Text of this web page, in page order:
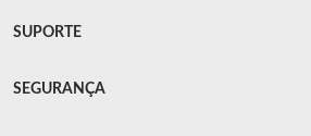
SUPORTE
SEGURANÇA